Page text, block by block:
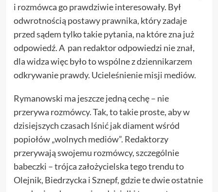
i rozmówca go prawdziwie interesowały. Był
odwrotnością postawy prawnika, który zadaje
przed sądem tylko takie pytania, na które zna już
odpowiedź. A pan redaktor odpowiedzi nie znał,
dla widza więc było to wspólne z dziennikarzem
odkrywanie prawdy. Ucieleśnienie misji mediów.
Rymanowski ma jeszcze jedną cechę – nie
przerywa rozmówcy. Tak, to takie proste, aby w
dzisiejszych czasach lśnić jak diament wśród
popiołów „wolnych mediów”. Redaktorzy
przerywają swojemu rozmówcy, szczególnie
babeczki – trójca założycielska tego trendu to
Olejnik, Biedrzycka i Sznepf, gdzie te dwie ostatnie